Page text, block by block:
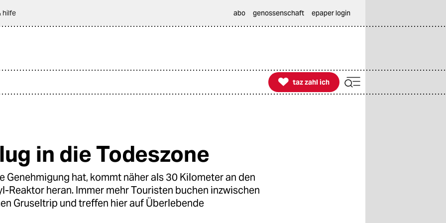
hilfe abo genossenschaft epaper login

taz zahl ich
taz zahl ich
in die Todeszone
Genehmigung hat, kommt näher als 30 Kilometer an den
Reaktor heran. Immer mehr Touristen buchen inzwischen
Gruseltrip und treffen hier auf Überlebende